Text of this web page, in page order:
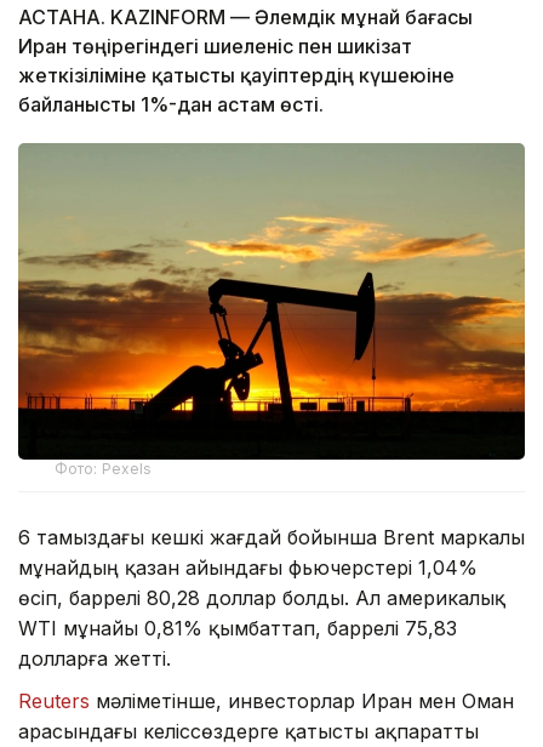
АСТАНА. KAZINFORM — Әлемдік мұнай бағасы
Иран төңірегіндегі шиеленіс пен шикізат
жеткізіліміне қатысты қауіптердің күшеюіне
байланысты 1%-дан астам өсті.
Фото: Pexels
6 тамыздағы кешкі жағдай бойынша Brent маркалы
мұнайдың қазан айындағы фьючерстері 1,04%
өсіп, баррелі 80,28 доллар болды. Ал америкалық
WTI мұнайы 0,81% қымбаттап, баррелі 75,83
долларға жетті.
Reuters мәліметінше, инвесторлар Иран мен Оман
арасындағы келіссөздерге қатысты ақпаратты